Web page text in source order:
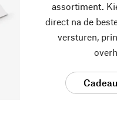
assortiment.
direct na de
versturen,